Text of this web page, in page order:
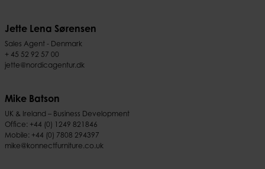
Jette Lena Sørensen
Sales Agent - Denmark
+ 45 52 92 57 00
jette@nordicagentur.dk
Mike Batson
UK & Ireland – Business Development
Office: +44 (0) 1249 821846
Mobile: +44 (0) 7808 294397
mike@konnectfurniture.co.uk